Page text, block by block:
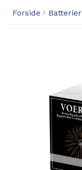
Forside Batterier